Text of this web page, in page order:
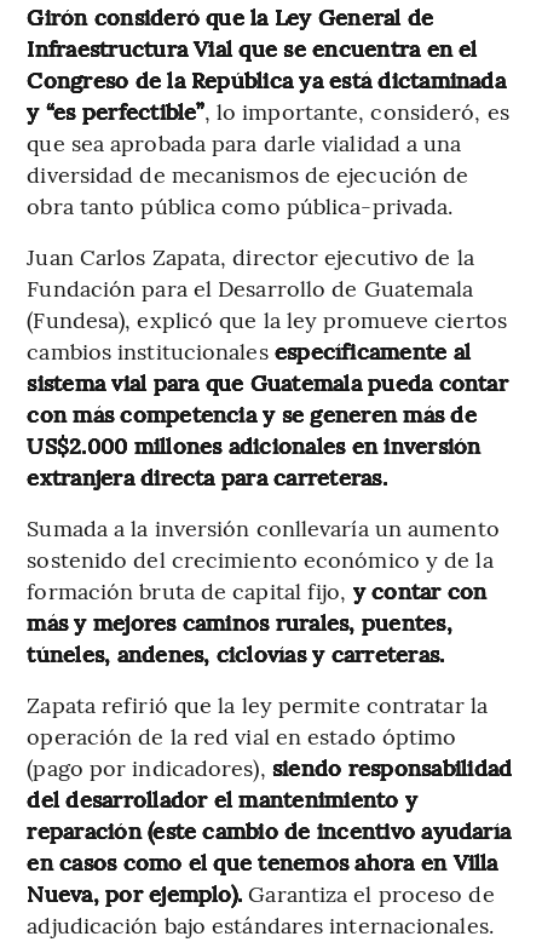
Girón consideró que la Ley General de
Infraestructura Vial que se encuentra en el
Congreso de la República ya está dictaminada
y “es perfectible”, lo importante, consideró, es
que sea aprobada para darle vialidad a una
diversidad de mecanismos de ejecución de
obra tanto pública como pública-privada.
Juan Carlos Zapata, director ejecutivo de la
Fundación para el Desarrollo de Guatemala
(Fundesa), explicó que la ley promueve ciertos
cambios institucionales específicamente al
sistema vial para que Guatemala pueda contar
con más competencia y se generen más de
US$2.000 millones adicionales en inversión
extranjera directa para carreteras.
Sumada a la inversión conllevaría un aumento
sostenido del crecimiento económico y de la
formación bruta de capital fijo, y contar con
más y mejores caminos rurales, puentes,
túneles, andenes, ciclovías y carreteras.
Zapata refirió que la ley permite contratar la
operación de la red vial en estado óptimo
(pago por indicadores), siendo responsabilidad
del desarrollador el mantenimiento y
reparación (este cambio de incentivo ayudaría
en casos como el que tenemos ahora en Villa
Nueva, por ejemplo). Garantiza el proceso de
adjudicación bajo estándares internacionales.